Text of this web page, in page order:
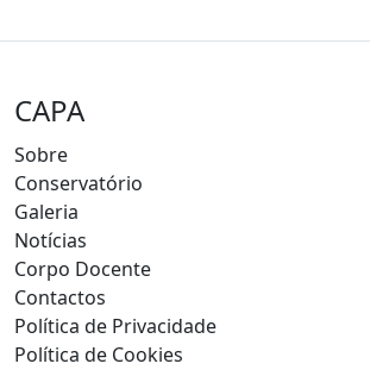
CAPA
Sobre
Conservatório
Galeria
Notícias
Corpo Docente
Contactos
Política de Privacidade
Política de Cookies